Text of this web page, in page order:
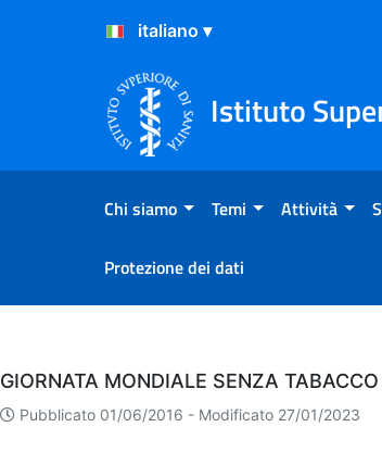
Salta al Contenuto
Salta al Footer
Istituto
Chi siamo Temi Attività
Protezione dei dati
Eventi
GIORNATA MONDIALE SENZA
Pubblicato 01/06/2016 - Modificato 27/01/2023